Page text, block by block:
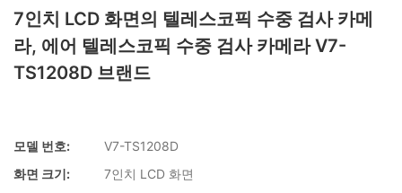
7인치 LCD 화면의 텔레스코픽 수중 검사 카메
라, 에어 텔레스코픽 수중 검사 카메라 V7-
TS1208D 브랜드
모델 번호:
V7-TS1208D
화면 크기:
7인치 LCD 화면